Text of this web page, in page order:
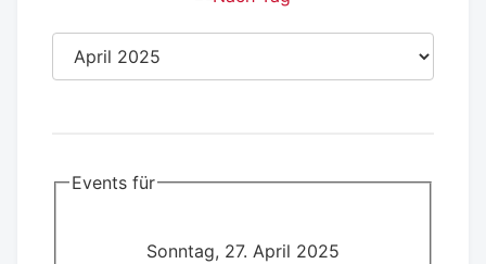
Events für
Sonntag, 27. April 2025